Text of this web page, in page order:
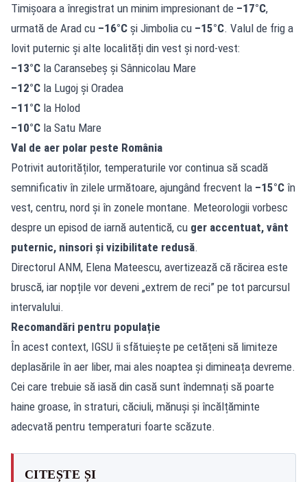
Timișoara a înregistrat un minim impresionant de –17°C,
urmată de Arad cu –16°C și Jimbolia cu –15°C. Valul de frig a
lovit puternic și alte localități din vest și nord-vest:
–13°C la Caransebeș și Sânnicolau Mare
–12°C la Lugoj și Oradea
–11°C la Holod
–10°C la Satu Mare
Val de aer polar peste România
Potrivit autorităților, temperaturile vor continua să scadă
semnificativ în zilele următoare, ajungând frecvent la –15°C în
vest, centru, nord și în zonele montane. Meteorologii vorbesc
despre un episod de iarnă autentică, cu ger accentuat, vânt
puternic, ninsori și vizibilitate redusă.
Directorul ANM, Elena Mateescu, avertizează că răcirea este
bruscă, iar nopțile vor deveni „extrem de reci” pe tot parcursul
intervalului.
Recomandări pentru populație
În acest context, IGSU îi sfătuiește pe cetățeni să limiteze
deplasările în aer liber, mai ales noaptea și dimineața devreme.
Cei care trebuie să iasă din casă sunt îndemnați să poarte
haine groase, în straturi, căciuli, mănuși și încălțăminte
adecvată pentru temperaturi foarte scăzute.
CITEȘTE ȘI